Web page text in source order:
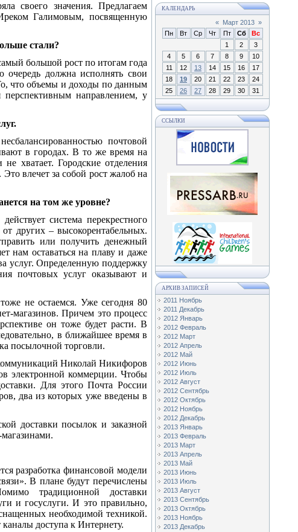
своего значения. Предлагаем
Галимовым, посвященную
стали?
большой рост по итогам года
должна исполнять свои
что объемы и доходы по данным
направлением, у
почтовой
в городах. В то же время на
хватает. Городские отделения
влечет за собой рост жалоб на
на том же уровне?
система перекрестного
других – высокорентабельных.
или получить денежный
нам оставаться на плаву и даже
услуг. Определенную поддержку
почтовых услуг оказывают и
не остаемся. Уже сегодня 80
магазинов. Причем это процесс
он тоже будет расти. В
в ближайшее время в
посылочной торговли.
Николай Никифоров
электронной коммерции. Чтобы
Для этого Почта России
два из которых уже введены в
доставки посылок и заказной
разработка финансовой модели
В плане будут перечислены
традиционной доставки
и госуслуги. И это правильно,
необходимой техникой.
доступа к Интернету.
КАЛЕНДАРЬ
« Март 2013 »
Пн
Вт Ср Чт Пт Сб
Вс
1
2
3
4
5 6 7 8 9
10
11
12 13 14 15 16
17
18
19 20 21 22 23
24
25
26 27 28 29 30 31
ССЫЛКИ
АРХИВ ЗАПИСЕЙ
2011 Ноябрь
2011 Декабрь
2012 Январь
2012 Февраль
2012 Март
2012 Апрель
2012 Май
2012 Июнь
2012 Июль
2012 Август
2012 Сентябрь
2012 Октябрь
2012 Ноябрь
2012 Декабрь
2013 Январь
2013 Февраль
2013 Март
2013 Апрель
2013 Май
2013 Июнь
2013 Июль
2013 Август
2013 Сентябрь
2013 Октябрь
2013 Ноябрь
2013 Декабрь